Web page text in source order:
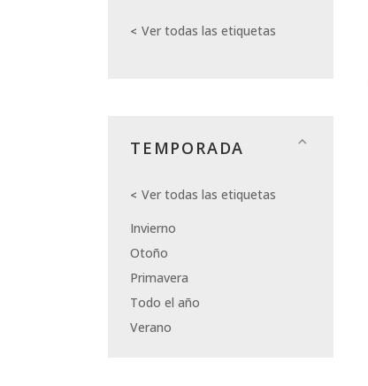
Ver todas las etiquetas
TEMPORADA
Ver todas las etiquetas
Invierno
Otoño
Primavera
Todo el año
Verano